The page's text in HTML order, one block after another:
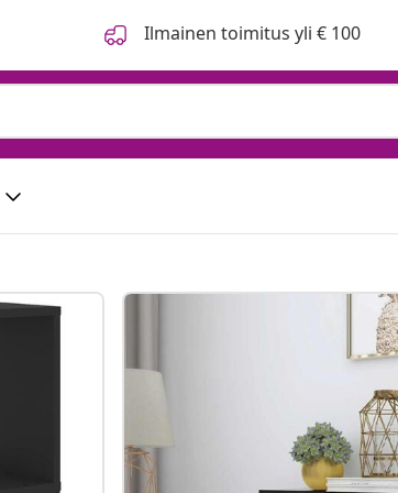
Ilmainen toimitus yli € 100